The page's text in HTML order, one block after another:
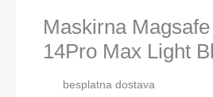
Maskirna
14Pro Max Light
besplatna dostava
Light
Blue